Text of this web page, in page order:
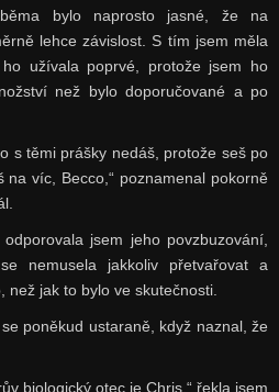
bylo naprosto jasné, že na
lehce závislost. S tím jsem měla
užívala poprvé, protože jsem ho
než bylo doporučované a po
s těmi prášky nedáš, protože seš po
víc, Becco,“ poznamenal pokorně
odporovala jsem jeho povzbuzování,
nemusela jakkoliv přetvařovat a
jak to bylo ve skutečnosti.
se poněkud ustaraně, když naznal, že
biologický otec je Chris,“ řekla jsem